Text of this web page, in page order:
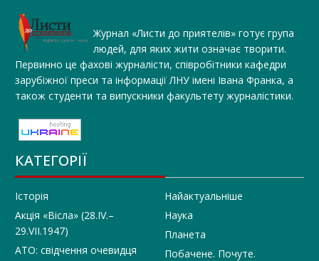
Журнал «Листи до приятелів» готує група
людей, для яких жити означає творити.
Первинно це фахові журналісти, співробітники кафедри
зарубіжної преси та інформації ЛНУ імені Івана Франка, а
також студенти та випускники факультету журналістики.
КАТЕГОРІЇ
Історія
Акція «Вісла» (28.IV.–
29.VII.1947)
АТО: свідчення очевидця
Найактуальніше
Наука
Планета
Побачене. Почуте.